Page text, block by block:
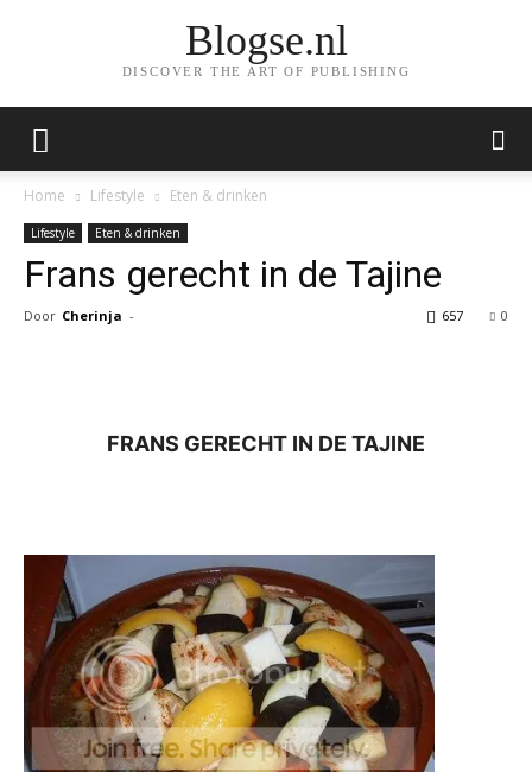
Blogse.nl
DISCOVER THE ART OF PUBLISHING
Home Lifestyle Eten & drinken
Lifestyle Eten & drinken
Frans gerecht in de Tajine
Door Cherinja - 0
657
FRANS GERECHT IN DE TAJINE